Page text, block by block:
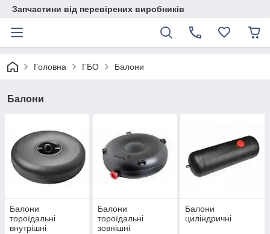
Запчастини від перевірених виробників
Головна ГБО Балони
Балони
Балони
тороїдальні
внутрішні
Балони
тороїдальні
зовнішні
Балони
циліндричні